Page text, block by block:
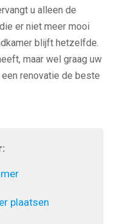
u alleen de
er niet meer mooi
blijft hetzelfde.
maar wel graag uw
renovatie de beste
plaatsen